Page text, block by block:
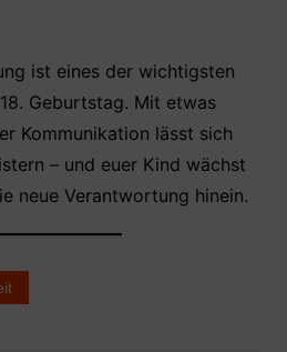
ist eines der wichtigsten
Geburtstag. Mit etwas
Kommunikation lässt sich
– und euer Kind wächst
neue Verantwortung hinein.